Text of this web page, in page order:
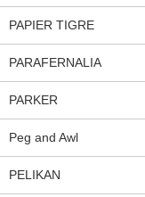
PAPIER TIGRE
PARAFERNALIA
PARKER
Peg and Awl
PELIKAN